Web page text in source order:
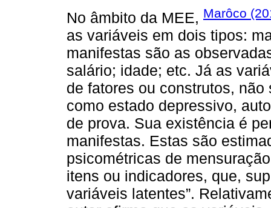
No âmbito da MEE, Marôco
as variáveis em dois tipos:
manifestas são as
salário; idade; etc. Já as
de fatores ou construtos,
como estado depressivo,
de prova. Sua existência é
manifestas. Estas são
psicométricas de
itens ou indicadores, que,
variáveis latentes”.